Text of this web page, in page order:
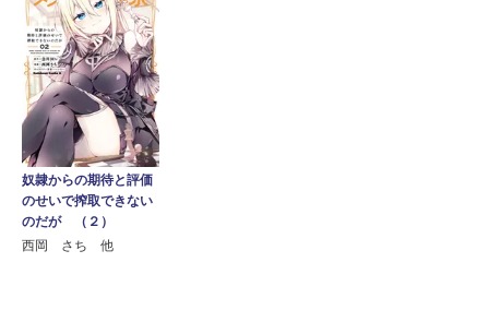
奴隷からの期待と評価
のせいで搾取できない
のだが （２）
西岡 さち 他